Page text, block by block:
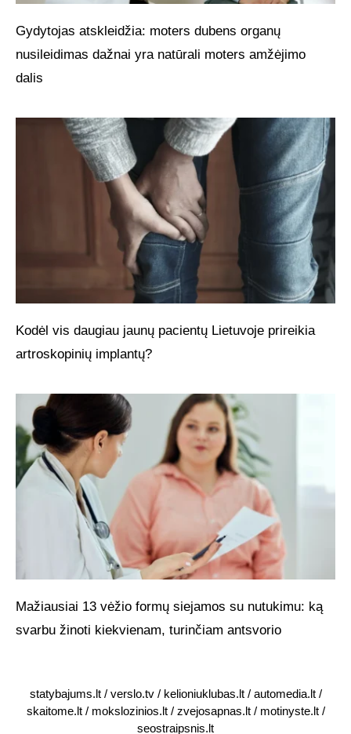
Gydytojas atskleidžia: moters dubens organų
nusileidimas dažnai yra natūrali moters amžėjimo
dalis
Kodėl vis daugiau jaunų pacientų Lietuvoje prireikia
artroskopinių implantų?
Mažiausiai 13 vėžio formų siejamos su nutukimu: ką
svarbu žinoti kiekvienam, turinčiam antsvorio
statybajums.lt/ verslo.tv/ kelioniuklubas.lt/ automedia.lt/
skaitome.lt/ mokslozinios.lt/ zvejosapnas.lt/ motinyste.lt/
seostraipsnis.lt